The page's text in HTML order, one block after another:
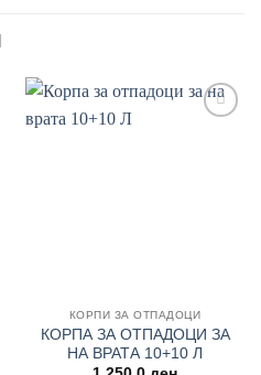
КОРПИ ЗА ОТПАДОЦИ
КОРПА ЗА ОТПАДОЦИ ЗА
НА ВРАТА 10+10 Л